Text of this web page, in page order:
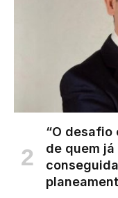
“O desafio
de quem